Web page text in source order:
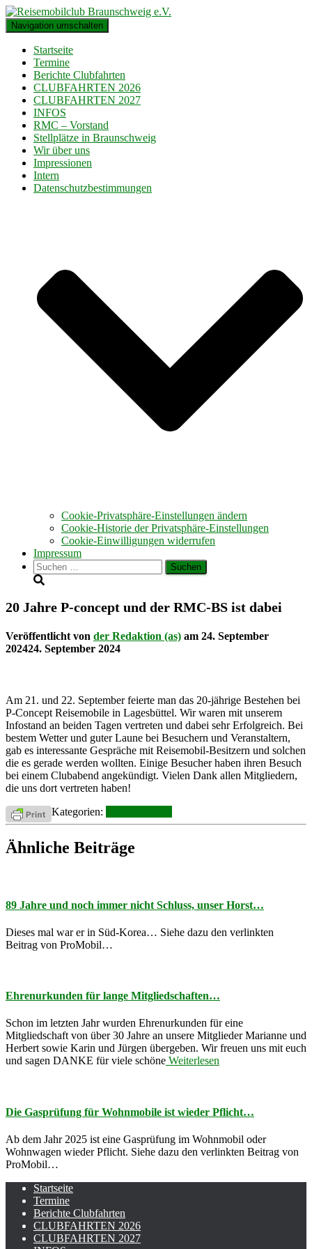
Navigation umschalten
Startseite
Termine
Berichte Clubfahrten
CLUBFAHRTEN 2026
CLUBFAHRTEN 2027
INFOS
RMC – Vorstand
Stellplätze in Braunschweig
Wir über uns
Impressionen
Intern
Datenschutzbestimmungen
Cookie-Privatsphäre-Einstellungen ändern
Cookie-Historie der Privatsphäre-Einstellungen
Cookie-Einwilligungen widerrufen
Impressum
Suchen
nach:
20 Jahre P-concept und der RMC-BS ist dabei
Veröffentlicht von der Redaktion (as) am 24. September
202424. September 2024
Am 21. und 22. September feierte man das 20-jährige Bestehen bei
P-Concept Reisemobile in Lagesbüttel. Wir waren mit unserem
Infostand an beiden Tagen vertreten und dabei sehr Erfolgreich. Bei
bestem Wetter und guter Laune bei Besuchern und Veranstaltern,
gab es interessante Gespräche mit Reisemobil-Besitzern und solchen
die es gerade werden wollten. Einige Besucher haben ihren Besuch
bei einem Clubabend angekündigt. Vielen Dank allen Mitgliedern,
die uns dort vertreten haben!
Kategorien:
Ähnliche Beiträge
89 Jahre und noch immer nicht Schluss, unser Horst…
Dieses mal war er in Süd-Korea… Siehe dazu den verlinkten
Beitrag von ProMobil…
Ehrenurkunden für lange Mitgliedschaften…
Schon im letzten Jahr wurden Ehrenurkunden für eine
Mitgliedschaft von über 30 Jahre an unsere Mitglieder Marianne und
Herbert sowie Karin und Jürgen übergeben. Wir freuen uns mit euch
und sagen DANKE für viele schöne Weiterlesen
Die Gasprüfung für Wohnmobile ist wieder Pflicht…
Ab dem Jahr 2025 ist eine Gasprüfung im Wohnmobil oder
Wohnwagen wieder Pflicht. Siehe dazu den verlinkten Beitrag von
ProMobil…
Startseite
Termine
Berichte Clubfahrten
CLUBFAHRTEN 2026
CLUBFAHRTEN 2027